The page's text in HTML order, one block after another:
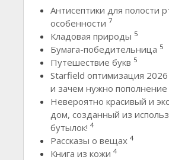
Антисептики для полости
особенности 7
Кладовая природы 5
Бумага-победительница 5
Путешествие букв 5
Starfield оптимизация
и зачем нужно пополнение
Невероятно красивый и
дом, созданный из
бутылок! 4
Рассказы о вещах 4
Книга из кожи 4